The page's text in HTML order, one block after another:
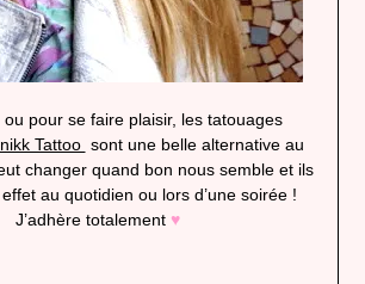
ou pour se faire plaisir, les tatouages
Tattoo sont une belle alternative au
changer quand bon nous semble et ils
au quotidien ou lors d’une soirée !
J’adhère totalement ♥